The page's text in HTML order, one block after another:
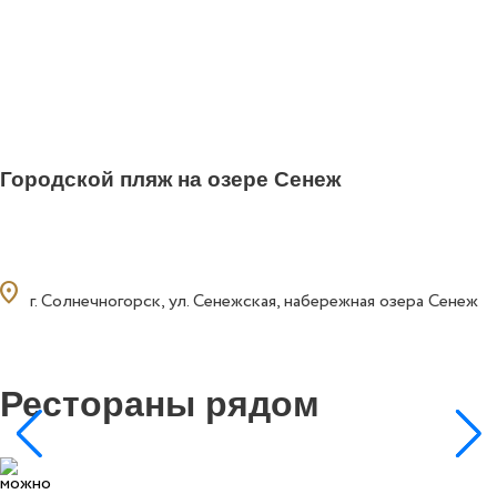
Городской пляж на озере Сенеж
г. Солнечногорск, ул. Сенежская, набережная озера Сенеж
Рестораны рядом